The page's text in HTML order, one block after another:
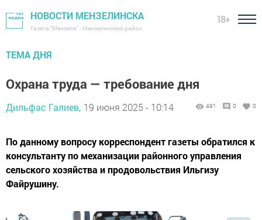
НОВОСТИ МЕНЗЕЛИНСКА
Газета "Мензеля" - Мензелинский район
18+
ТЕМА ДНЯ
Охрана труда — требование дня
Дильфас Галиев, 19 июня 2025 - 10:14 491 0 0
По данному вопросу корреспондент газеты обратился к
консультанту по механизации районного управления
сельского хозяйства и продовольствия Ильгизу
Файрушину.